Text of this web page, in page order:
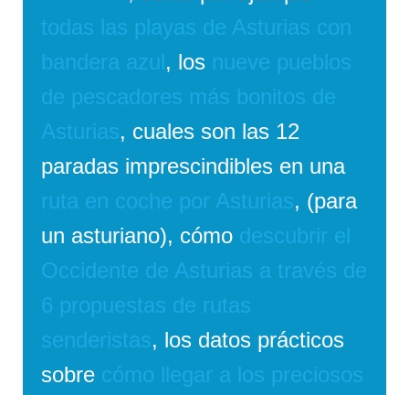
todas las playas de Asturias con
bandera azul, los nueve pueblos
de pescadores más bonitos de
Asturias, cuales son las 12
paradas imprescindibles en una
ruta en coche por Asturias, (para
un asturiano), cómo descubrir el
Occidente de Asturias a través de
6 propuestas de rutas
senderistas, los datos prácticos
sobre cómo llegar a los preciosos